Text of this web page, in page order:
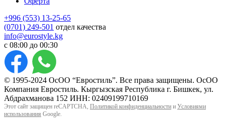
+996 (553) 13-25-65
(0701) 249-501 отдел качества
info@eurostyle.kg
с 08:00 до 00:30
© 1995-2024 ОсОО “Евростиль”. Все права защищены. ОсОО
Компания Евростиль. Кыргызская Республика г. Бишкек, ул.
Абдрахманова 152 ИНН: 02409199710169
Этот сайт защищен reCAPTCHA, Политикой конфиденциальности и Условиями
использования Google.